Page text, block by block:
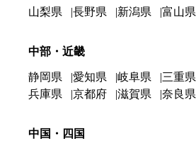
山梨県 長野県 新潟県 富山県
中部・近畿
静岡県 愛知県 岐阜県 三重県
兵庫県
京都府 滋賀県 奈良県
中国・四国